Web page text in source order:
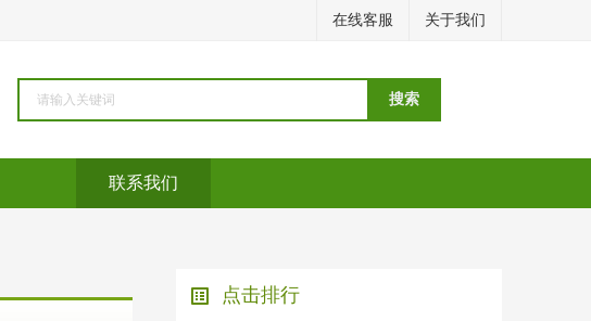
在线客服 关于我们
联系我们
点击排行